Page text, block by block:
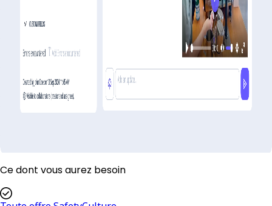
Ce dont vous aurez besoin